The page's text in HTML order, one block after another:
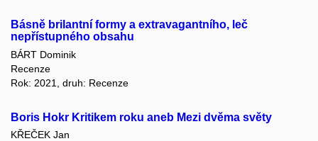
Básně brilantní formy a extravagantního, leč
nepřístupného obsahu
BÁRT Dominik
Recenze
Rok: 2021, druh: Recenze
Boris Hokr Kritikem roku aneb Mezi dvěma světy
KŘEČEK Jan